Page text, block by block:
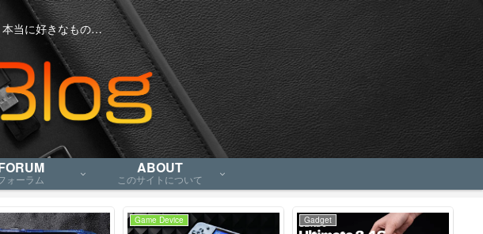
本当に好きなもの…
ォーラム
ABOUT
このサイトについて
Game Device Gadget